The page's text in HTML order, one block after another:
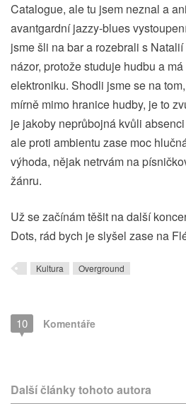
Catalogue, ale tu jsem neznal a
avantgardní jazzy-blues
jsme šli na bar a rozebrali s
názor, protože studuje hudbu a
elektroniku. Shodli jsme se na
mírně mimo hranice hudby, je to
je jakoby neprůbojná kvůli
ale proti ambientu zase moc
výhoda, nějak netrvám na
žánru.
Už se začínám těšit na další
Dots, rád bych je slyšel zase na
Kultura Overground
10 Komentáře
Další články tohoto autora